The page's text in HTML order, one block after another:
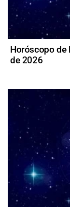
Horóscopo de
de 2026